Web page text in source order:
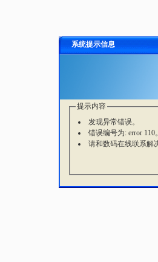
系统提示信息
提示内容
发现异常错误。
错误编号为: error 110
请和数码在线联系解